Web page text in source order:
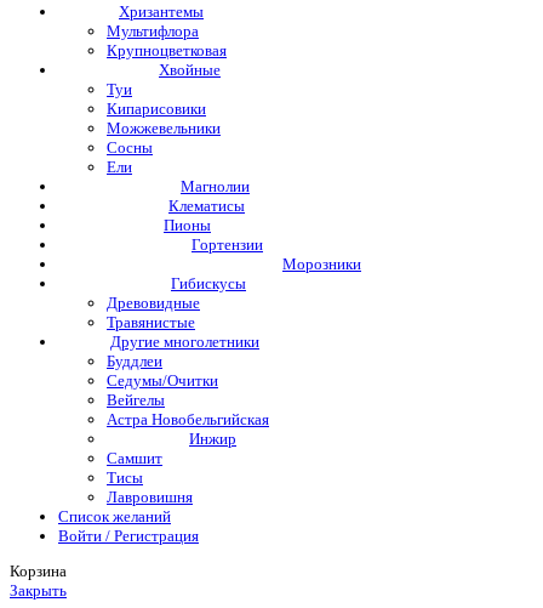
Хризантемы
Мультифлора
Крупноцветковая
Хвойные
Туи
Кипарисовики
Можжевельники
Сосны
Ели
Магнолии
Клематисы
Пионы
Гортензии
Морозники
Гибискусы
Древовидные
Травянистые
Другие многолетники
Буддлеи
Седумы/Очитки
Вейгелы
Астра Новобельгийская
Инжир
Самшит
Тисы
Лавровишня
Список желаний
Войти / Регистрация
Корзина
Закрыть